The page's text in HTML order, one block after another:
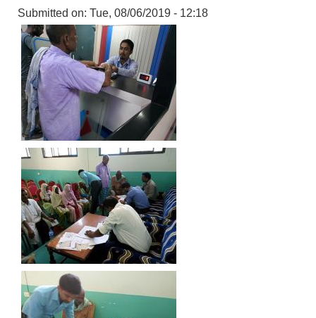
Submitted on: Tue, 08/06/2019 - 12:18